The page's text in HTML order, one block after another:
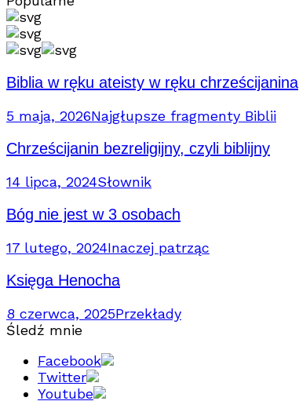
Biblia w ręku ateisty w ręku chrześcijanina
5 maja, 2026Najgłupsze fragmenty Biblii
Chrześcijanin bezreligijny, czyli biblijny
14 lipca, 2024Słownik
Bóg nie jest w 3 osobach
17 lutego, 2024Inaczej patrząc
Księga Henocha
8 czerwca, 2025Przekłady
Śledź mnie
Facebook
Twitter
Youtube